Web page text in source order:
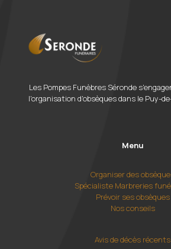
Les Pompes Funèbres Séronde
l'organisation d'obsèques dans le Puy-
Menu
Organiser des
Spécialiste Marbreries
Prévoir ses obsèques
Nos conseils
Avis de décès récents